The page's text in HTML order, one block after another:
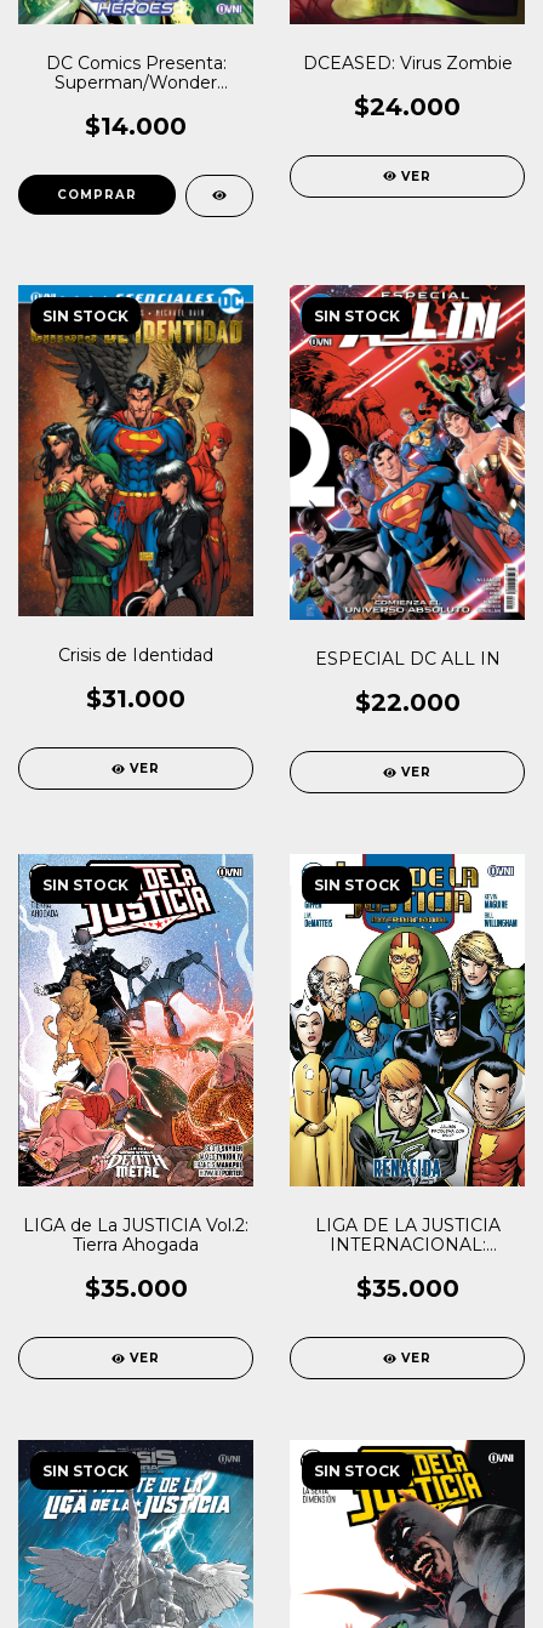
DC Comics Presenta:
Superman/Wonder
$14.000
DCEASED: Virus Zombie
$24.000
VER
SIN STOCK
Crisis de Identidad
$31.000
VER
SIN STOCK
ESPECIAL DC ALL IN
$22.000
VER
SIN STOCK
LIGA de La JUSTICIA Vol.2:
Tierra Ahogada
$35.000
VER
SIN STOCK
LIGA DE LA JUSTICIA
INTERNACIONAL:
$35.000
VER
SIN STOCK SIN STOCK